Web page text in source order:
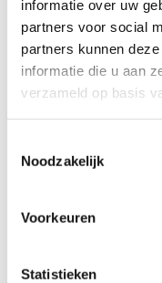
informatie over uw
partners voor social
partners kunnen
informatie die u aan
verzameld op basis
Noodzakelijk
Voorkeuren
Statistieken
12 mei 2022
Vanaf 23 november
Door asbest in